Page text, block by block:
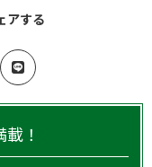
アする
！